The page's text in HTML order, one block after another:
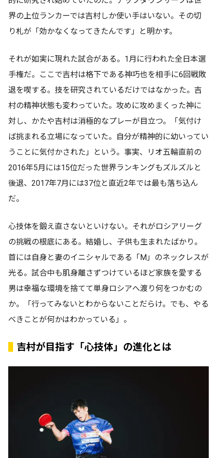
界の上位ランカーでは吉村しか使い手はいない。その切
り札が「効かなくなってきたんです」と明かす。
それが如実に現れた試合がある。1月に行われた全日本選
手権だ。ここで吉村は格下である神巧也を相手に6回戦敗
退を喫する。技を研究されているだけではなかった。吉
村の精神状態も変わっていた。攻めに攻めまくった神に
対し、かたや吉村は消極的なプレーが目立つ。「気付け
ば挑まれる立場になっていた。自分が精神的に幼いってい
うことに気付かされた」という。事実、リオ五輪直前の
2016年5月には15位だった世界ランキングもズルズルと
後退、2017年7月には37位と直近2年では最も落ち込ん
だ。
心技体を鍛え直さないといけない。それがロシアリーグ
の挑戦の根底にある。結婚し、子供も生まれたばかり。
首には自身と妻のイニシャルである「M」のネックレスが
光る。試合中も肌身離さずつけているほど家族を愛する
男は幸福な環境を捨てて単身ロシアへ渡り何をつかむの
か。「行ってみないとわからないことだらけ。でも、やる
べきことが何かはわかっている」。
吉村が目指す「心技体」の進化とは